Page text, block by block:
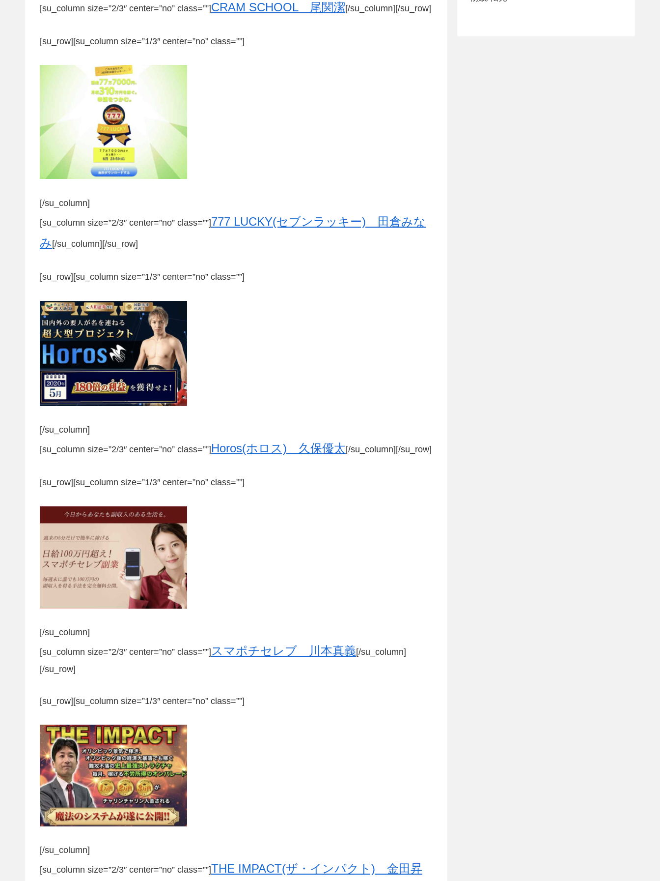
[su_column size=”2/3″ center=”no” class=””]CRAM SCHOOL 尾関潔[/su_column][/su_row]
[su_row][su_column size=”1/3″ center=”no” class=””]
[/su_column]
[su_column size=”2/3″ center=”no” class=””]777 LUCKY(セブンラッキー) 田倉みな
み[/su_column][/su_row]
[su_row][su_column size=”1/3″ center=”no” class=””]
[/su_column]
[su_column size=”2/3″ center=”no” class=””] Horos(ホロス) 久保優太[/su_column][/su_row]
[su_row][su_column size=”1/3″ center=”no” class=””]
[/su_column]
[su_column size=”2/3″ center=”no” class=””] スマポチセレブ 川本真義[/su_column]
[/su_row]
[su_row][su_column size=”1/3″ center=”no” class=””]
[/su_column]
[su_column size=”2/3″ center=”no” class=””]THE IMPACT(ザ・インパクト) 金田昇